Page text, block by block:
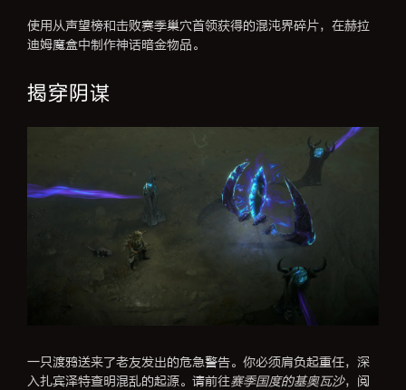
使用从声望榜和击败赛季巢穴首领获得的混沌界碎片，在赫拉
迪姆魔盒中制作神话暗金物品。
揭穿阴谋
一只渡鸦送来了老友发出的危急警告。你必须肩负起重任，深
入扎宾泽特查明混乱的起源。请前往赛季国度的基奥瓦沙，阅